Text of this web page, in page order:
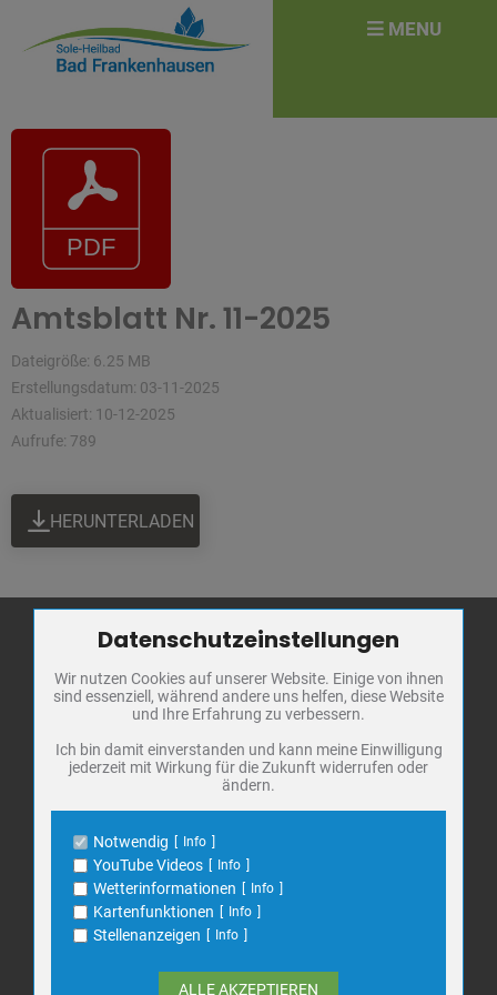
Amtsblatt Nr. 11-2025
Dateigröße: 6.25 MB
Erstellungsdatum: 03-11-2025
Aktualisiert: 10-12-2025
Aufrufe: 789
HERUNTERLADEN
Stadt Bad
Frankenhausen
Markt 1
06567 Bad Frankenhausen
Telefon: 034671 7 20 0
E-Mail:info@bad-frankenhausen.de
Search
for:
for:
Zum Betrieb der Seite notwendige Cookies / Drittanbieter:
Name
PHP Session Cookie
Anbieter
Eigentümer dieser Website
Schutz
Cookie Name
PHPSESSID, fe_typo_user
Name
Cookiespeicherung Entscheidungscookie
Anbieter
Eigentümer dieser Website
Zweck
Speichert die Einstellungen der Besucher
bezüglich der Speicherung von Cookies.
Cookie Name
dywc
1 Jahr
Datenschutzeinstellungen
Wir nutzen Cookies auf unserer Website. Einige von ihnen
sind essenziell, während andere uns helfen, diese Website
und Ihre Erfahrung zu verbessern.
Ich bin damit einverstanden und kann meine Einwilligung
jederzeit mit Wirkung für die Zukunft widerrufen oder
ändern.
Notwendig Info
YouTube Videos Info
Wetterinformationen Info
Kartenfunktionen Info
Stellenanzeigen Info
ALLE AKZEPTIEREN